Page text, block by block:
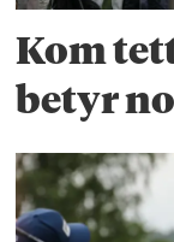
Kom
betyr